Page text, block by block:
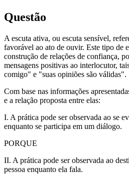
Questão
A escuta ativa, ou escuta sensível,
favorável ao ato de ouvir. Este tipo de
construção de relações de confiança,
mensagens positivas ao interlocutor,
comigo" e "suas opiniões são válidas".
Com base nas informações
e a relação proposta entre elas:
I. A prática pode ser observada ao se
enquanto se participa em um diálogo.
PORQUE
II. A prática pode ser observada ao
pessoa enquanto ela fala.